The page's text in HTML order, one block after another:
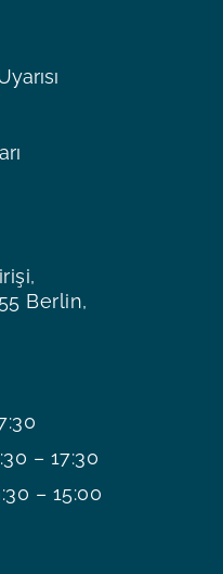
Berlin,
:30 – 17:30
:30 – 15:00